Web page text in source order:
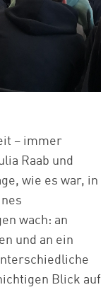
– immer
Raab und
wie es war, in
wach: an
und an ein
Blick auf